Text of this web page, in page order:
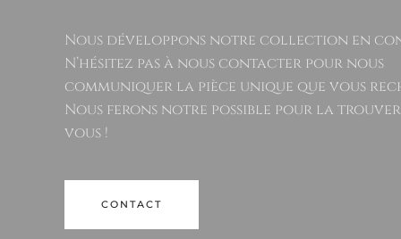
Nous développons notre collection en
N’hésitez pas à nous contacter pour nous
communiquer la pièce unique que vous
Nous ferons notre possible pour la
vous !
CONTACT